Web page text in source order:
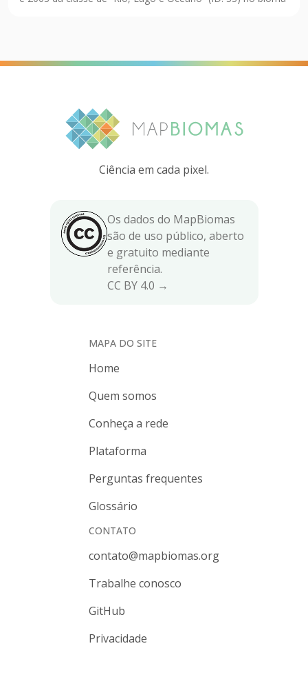
Ciência em cada pixel.
Os dados do MapBiomas
são de uso público, aberto
e gratuito mediante
referência.
CC BY 4.0 →
MAPA DO SITE
Home
Quem somos
Conheça a rede
Plataforma
Perguntas frequentes
Glossário
CONTATO
contato@mapbiomas.org
Trabalhe conosco
GitHub
Privacidade